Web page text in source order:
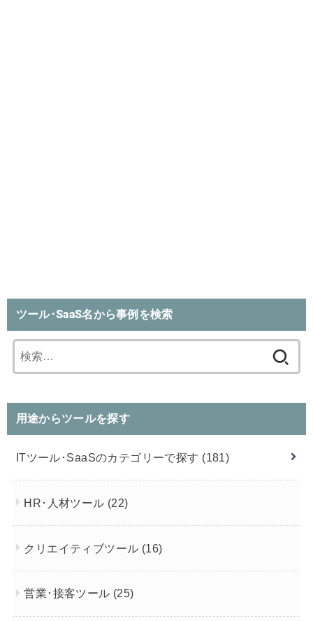
ツール･SaaS名から事例を検索
索:
用途からツールを探す
ITツール･SaaSのカテゴリーで探す (181)
HR･人材ツール (22)
クリエイティブツール (16)
営業･接客ツール (25)